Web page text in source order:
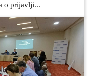
o prijavlji...